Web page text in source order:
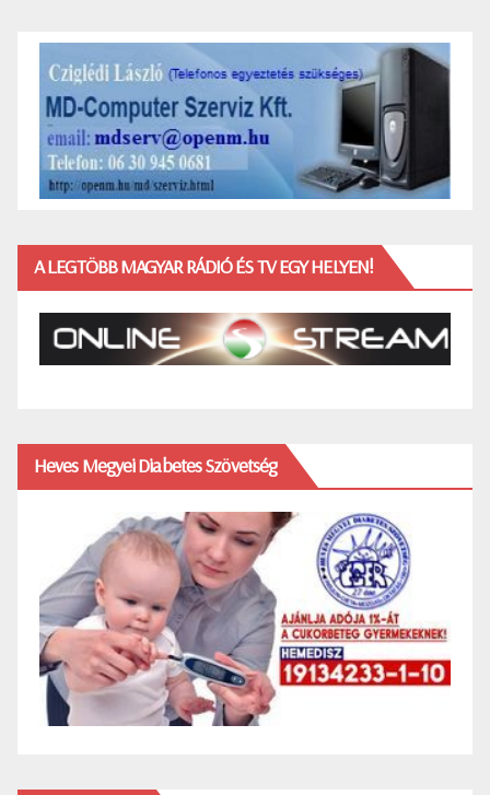
A LEGTÖBB MAGYAR RÁDIÓ ÉS TV EGY HELYEN!
Heves Megyei Diabetes Szövetség